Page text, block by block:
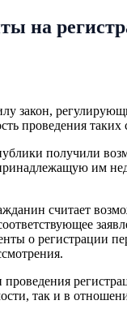
на
закон,
проведения
получили
им
считает
о регистрации
проведения
так и в